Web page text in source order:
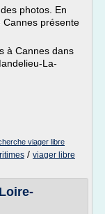
photos. En
Cannes présente
à Cannes dans
La-
viager libre
/ viager libre